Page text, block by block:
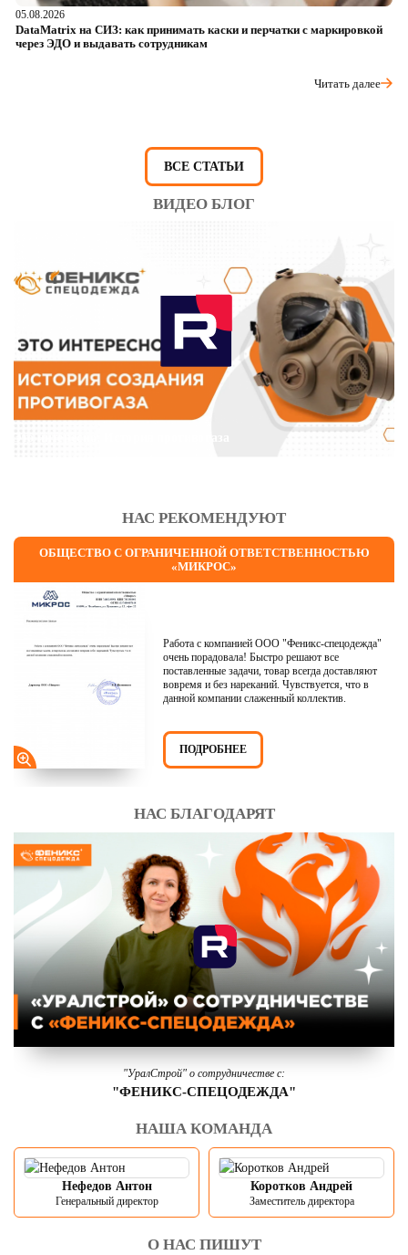
05.08.2026
DataMatrix на СИЗ: как принимать каски и перчатки с маркировкой
через ЭДО и выдавать сотрудникам
Читать далее
ВСЕ СТАТЬИ
ВИДЕО БЛОГ
НАС РЕКОМЕНДУЮТ
ОБЩЕСТВО С ОГРАНИЧЕННОЙ ОТВЕТСТВЕННОСТЬЮ
«МИКРОС»
Работа с компанией ООО "Феникс-спецодежда"
очень порадовала! Быстро решают все
поставленные задачи, товар всегда доставляют
вовремя и без нареканий. Чувствуется, что в
данной компании слаженный коллектив.
ПОДРОБНЕЕ
НАС БЛАГОДАРЯТ
"УралСтрой" о сотрудничестве с:
"ФЕНИКС-СПЕЦОДЕЖДА"
НАША КОМАНДА
Нефедов Антон
Генеральный директор
Коротков Андрей
Заместитель директора
О НАС ПИШУТ